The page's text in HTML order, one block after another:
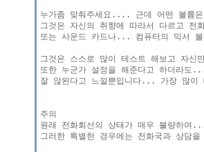
누가좀 맞춰주세요.... 근데 어떤 볼륨은
그것은 자신의 취향에 따라서 다르고 전
또는 사운드 카드나... 컴퓨터의 믹서
그것은 스스로 많이 테스트 해보고 자신
또한 누군가 설정을 해준다고 하더라도
잘 않된다고 느낄뿐입니다... 가장 많이
주의
원래 전화회선의 상태가 매우 불량하여
그러한 특별한 경우에는 전화국과 상담